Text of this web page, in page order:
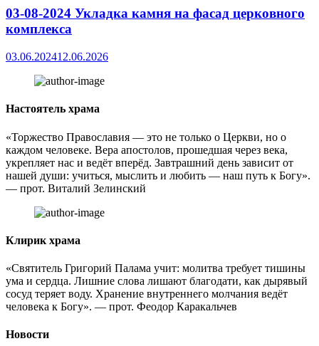
03-08-2024 Укладка камня на фасад церковного
комплекса
03.06.202412.06.2026
Настоятель храма
«Торжество Православия — это не только о Церкви, но о
каждом человеке. Вера апостолов, прошедшая через века,
укрепляет нас и ведёт вперёд. Завтрашний день зависит от
нашей души: учиться, мыслить и любить — наш путь к Богу».
— прот. Виталий Зелинский
Клирик храма
«Святитель Григорий Палама учит: молитва требует тишины
ума и сердца. Лишние слова лишают благодати, как дырявый
сосуд теряет воду. Хранение внутреннего молчания ведёт
человека к Богу». — прот. Феодор Каракальчев
Новости